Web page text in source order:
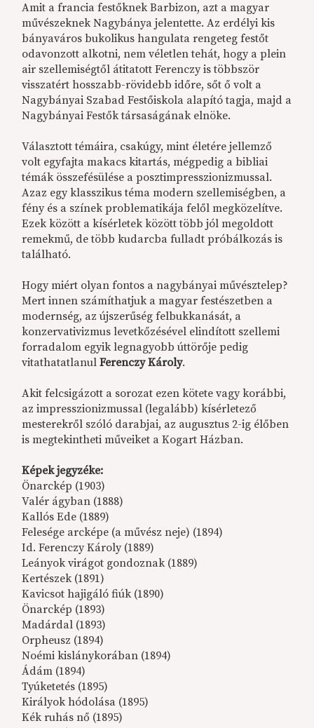
Amit a francia festőknek Barbizon, azt a magyar
művészeknek Nagybánya jelentette. Az erdélyi kis
bányaváros bukolikus hangulata rengeteg festőt
odavonzott alkotni, nem véletlen tehát, hogy a plein
air szellemiségtől átitatott Ferenczy is többször
visszatért hosszabb-rövidebb időre, sőt ő volt a
Nagybányai Szabad Festőiskola alapító tagja, majd a
Nagybányai Festők társaságának elnöke.
Választott témáira, csakúgy, mint életére jellemző
volt egyfajta makacs kitartás, mégpedig a bibliai
témák összefésülése a posztimpresszionizmussal.
Azaz egy klasszikus téma modern szellemiségben, a
fény és a színek problematikája felől megközelítve.
Ezek között a kísérletek között több jól megoldott
remekmű, de több kudarcba fulladt próbálkozás is
található.
Hogy miért olyan fontos a nagybányai művésztelep?
Mert innen számíthatjuk a magyar festészetben a
modernség, az újszerűség felbukkanását, a
konzervativizmus levetkőzésével elindított szellemi
forradalom egyik legnagyobb úttörője pedig
vitathatatlanulFerenczy Károly.
Akit felcsigázott a sorozat ezen kötete vagy korábbi,
az impresszionizmussal (legalább) kísérletező
mesterekről szóló darabjai, az augusztus 2-ig élőben
is megtekintheti műveiket a Kogart Házban.
Képek jegyzéke:
Önarckép (1903)
Valér ágyban (1888)
Kallós Ede (1889)
Felesége arcképe (a művész neje) (1894)
Id. Ferenczy Károly (1889)
Leányok virágot gondoznak (1889)
Kertészek (1891)
Kavicsot hajigáló fiúk (1890)
Önarckép (1893)
Madárdal (1893)
Orpheusz (1894)
Noémi kislánykorában (1894)
Ádám (1894)
Tyúketetés (1895)
Királyok hódolása (1895)
Kék ruhás nő (1895)